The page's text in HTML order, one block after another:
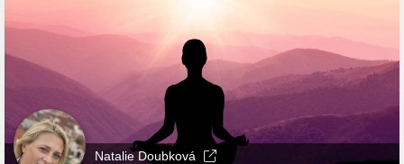
Natalie Doubková